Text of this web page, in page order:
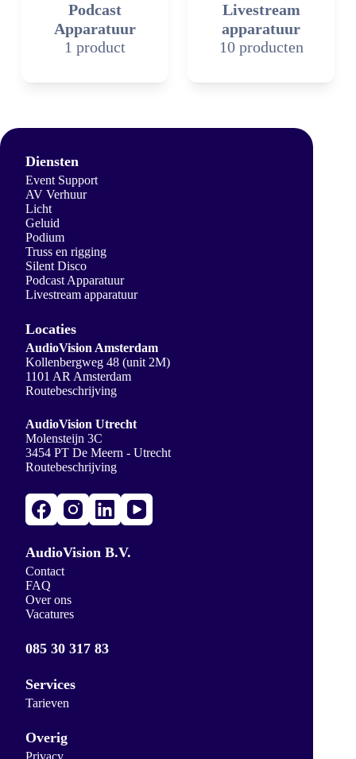
Podcast
Apparatuur
1 product
Livestream
apparatuur
10 producten
Diensten
Event Support
AV Verhuur
Licht
Geluid
Podium
Truss en rigging
Silent Disco
Podcast Apparatuur
Livestream apparatuur
Locaties
AudioVision Amsterdam
Kollenbergweg 48 (unit 2M)
1101 AR Amsterdam
Routebeschrijving
AudioVision Utrecht
Molensteijn 3C
3454 PT De Meern - Utrecht
Routebeschrijving
AudioVision B.V.
Contact
FAQ
Over ons
Vacatures
085 30 317 83
Services
Tarieven
Overig
Privacy